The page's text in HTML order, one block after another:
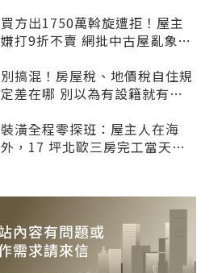
買方出1750萬斡旋遭拒！屋主
嫌打9折不賣 網批中古屋亂象：
別搞混！房屋稅、地價稅自住規
定差在哪 別以為有設籍就有優
裝潢全程零探班：屋主人在海
外，17 坪北歐三房完工當天才